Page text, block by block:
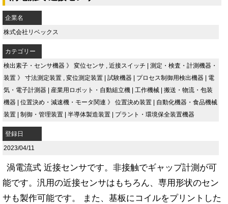
企業名
株式会社リベックス
カテゴリー
検出素子・センサ機器 》 変位センサ , 近接スイッチ
測定・検査・計測機器・
装置 》 寸法測定装置 , 変位測定装置 試験機器 プロセス制御用検出機器
電
気・電子計測器
産業用ロボット・自動組立機 工作機械
搬送・物流・包装
機器
位置決め・減速機・モータ関連 》 位置決め装置
自動化機器・食品機械
装置
制御・管理装置 半導体製造装置 プラント・環境保全装置機器
登録日
2023/04/11
渦電流式 近接センサです。非接触でギャップ計測が可
能です。汎用の近接センサはもちろん、専用形状のセン
サも製作可能です。 また、基板にコイルをプリントした